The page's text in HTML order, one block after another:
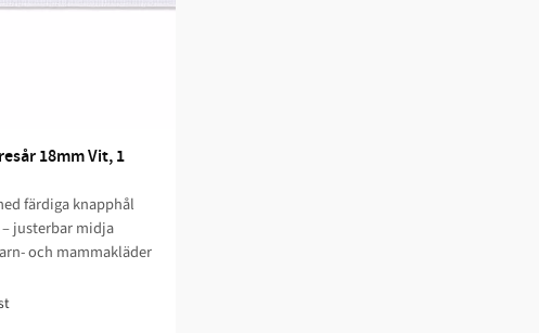
18mm Vit, 1
färdiga knapphål
justerbar midja
och mammakläder